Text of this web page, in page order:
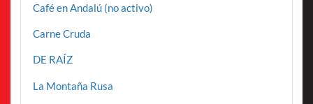
Café en Andalú (no activo)
Carne Cruda
DE RAÍZ
La Montaña Rusa